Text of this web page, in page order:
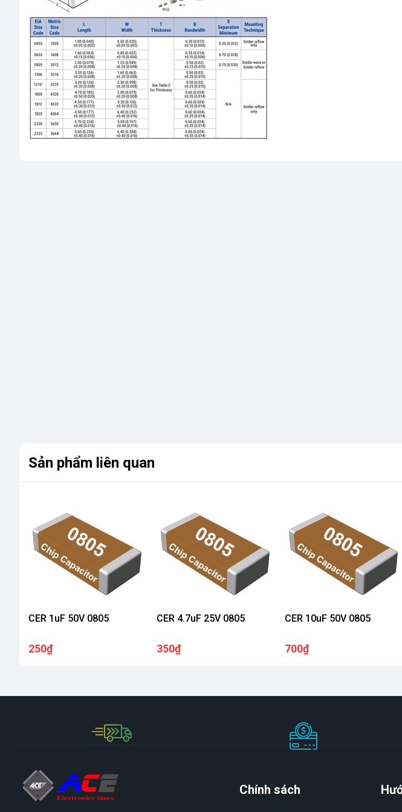
Sản phẩm liên quan
CER 1uF 50V 0805
250₫
CER 4.7uF 25V 0805
350₫
CER 10uF 50V 0805
700₫
Chính sách